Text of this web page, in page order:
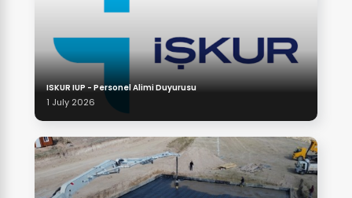
ISKUR IUP - Personel Alimi Duyurusu
1 July 2026